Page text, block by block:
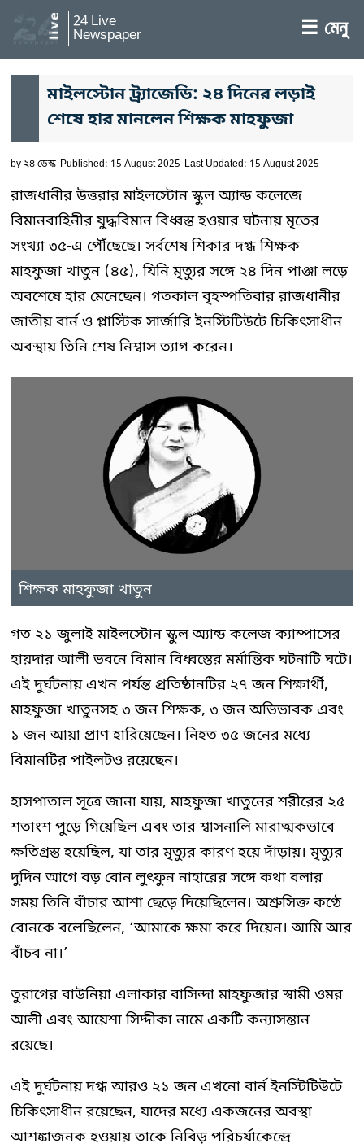
24 Live
Newspaper ☰ মেনু
মাইলস্টোন ট্র্যাজেডি: ২৪ দিনের লড়াই
শেষে হার মানলেন শিক্ষক মাহফুজা
by২৪ ডেস্ক Published: 15 August 2025 Last Updated: 15 August 2025
রাজধানীর উত্তরার মাইলস্টোন স্কুল অ্যান্ড কলেজে
বিমানবাহিনীর যুদ্ধবিমান বিধ্বস্ত হওয়ার ঘটনায় মৃতের
সংখ্যা ৩৫-এ পৌঁছেছে। সর্বশেষ শিকার দগ্ধ শিক্ষক
মাহফুজা খাতুন (৪৫), যিনি মৃত্যুর সঙ্গে ২৪ দিন পাঞ্জা লড়ে
অবশেষে হার মেনেছেন। গতকাল বৃহস্পতিবার রাজধানীর
জাতীয় বার্ন ও প্লাস্টিক সার্জারি ইনস্টিটিউটে চিকিৎসাধীন
অবস্থায় তিনি শেষ নিশ্বাস ত্যাগ করেন।
শিক্ষক মাহফুজা খাতুন
গত ২১ জুলাই মাইলস্টোন স্কুল অ্যান্ড কলেজ ক্যাম্পাসের
হায়দার আলী ভবনে বিমান বিধ্বস্তের মর্মান্তিক ঘটনাটি ঘটে।
এই দুর্ঘটনায় এখন পর্যন্ত প্রতিষ্ঠানটির ২৭ জন শিক্ষার্থী,
মাহফুজা খাতুনসহ ৩ জন শিক্ষক, ৩ জন অভিভাবক এবং
১ জন আয়া প্রাণ হারিয়েছেন। নিহত ৩৫ জনের মধ্যে
বিমানটির পাইলটও রয়েছেন।
হাসপাতাল সূত্রে জানা যায়, মাহফুজা খাতুনের শরীরের ২৫
শতাংশ পুড়ে গিয়েছিল এবং তার শ্বাসনালি মারাত্মকভাবে
ক্ষতিগ্রস্ত হয়েছিল, যা তার মৃত্যুর কারণ হয়ে দাঁড়ায়। মৃত্যুর
দুদিন আগে বড় বোন লুৎফুন নাহারের সঙ্গে কথা বলার
সময় তিনি বাঁচার আশা ছেড়ে দিয়েছিলেন। অশ্রুসিক্ত কণ্ঠে
বোনকে বলেছিলেন, ‘আমাকে ক্ষমা করে দিয়েন। আমি আর
বাঁচব না।’
তুরাগের বাউনিয়া এলাকার বাসিন্দা মাহফুজার স্বামী ওমর
আলী এবং আয়েশা সিদ্দীকা নামে একটি কন্যাসন্তান
রয়েছে।
এই দুর্ঘটনায় দগ্ধ আরও ২১ জন এখনো বার্ন ইনস্টিটিউটে
চিকিৎসাধীন রয়েছেন, যাদের মধ্যে একজনের অবস্থা
আশঙ্কাজনক হওয়ায় তাকে নিবিড় পরিচর্যাকেন্দ্রে